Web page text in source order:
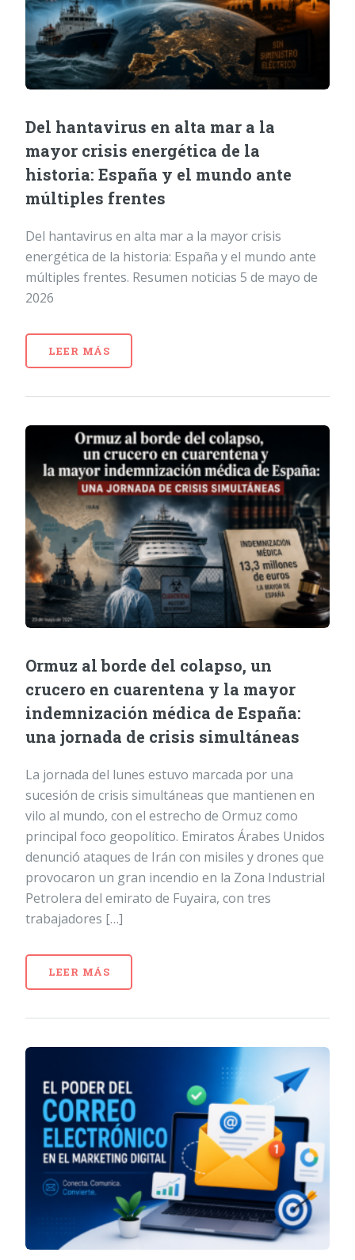
Del hantavirus en alta mar a la
mayor crisis energética de la
historia: España y el mundo ante
múltiples frentes
Del hantavirus en alta mar a la mayor crisis
energética de la historia: España y el mundo ante
múltiples frentes. Resumen noticias 5 de mayo de
2026
LEER MÁS
Ormuz al borde del colapso, un
crucero en cuarentena y la mayor
indemnización médica de España:
una jornada de crisis simultáneas
La jornada del lunes estuvo marcada por una
sucesión de crisis simultáneas que mantienen en
vilo al mundo, con el estrecho de Ormuz como
principal foco geopolítico. Emiratos Árabes Unidos
denunció ataques de Irán con misiles y drones que
provocaron un gran incendio en la Zona Industrial
Petrolera del emirato de Fuyaira, con tres
trabajadores […]
LEER MÁS